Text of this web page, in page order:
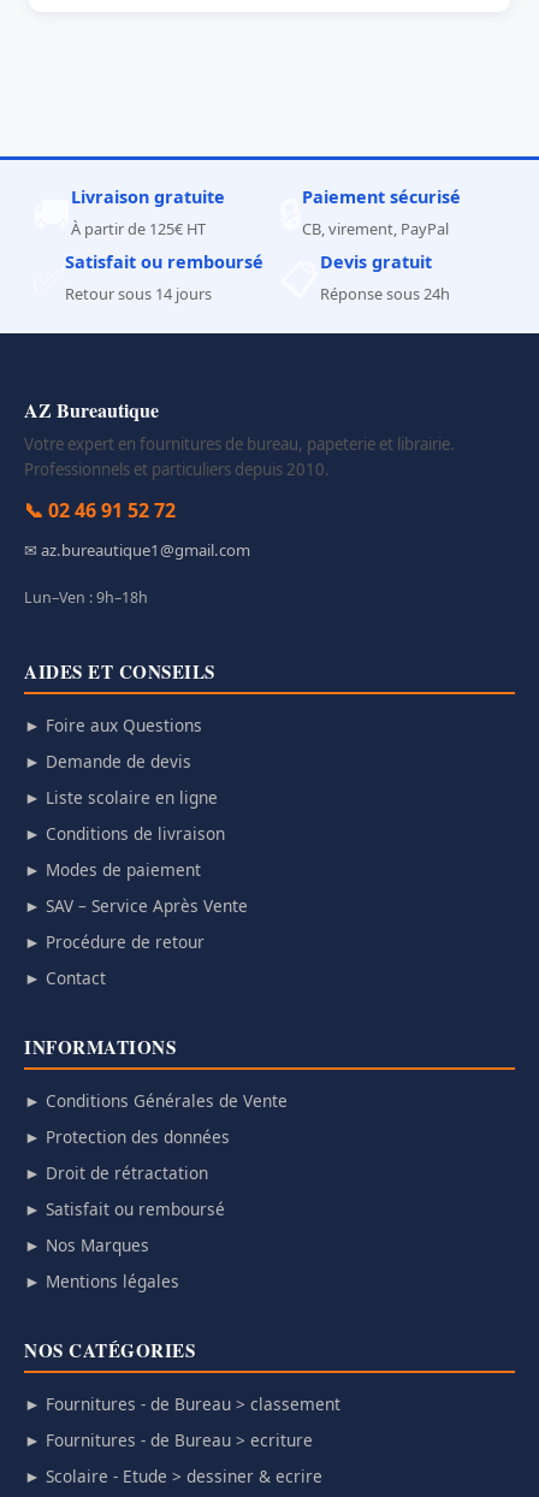
Livraison gratuite
À partir de 125€ HT
Paiement sécurisé
CB, virement, PayPal
Satisfait ou remboursé
Retour sous 14 jours
Devis gratuit
Réponse sous 24h
AZ Bureautique
Votre expert en fournitures de bureau, papeterie et librairie.
Professionnels et particuliers depuis 2010.
📞 02 46 91 52 72
✉ az.bureautique1@gmail.com
Lun–Ven : 9h–18h
AIDES ET CONSEILS
► Foire aux Questions
► Demande de devis
► Liste scolaire en ligne
► Conditions de livraison
► Modes de paiement
► SAV – Service Après Vente
► Procédure de retour
► Contact
INFORMATIONS
► Conditions Générales de Vente
► Protection des données
► Droit de rétractation
► Satisfait ou remboursé
► Nos Marques
► Mentions légales
NOS CATÉGORIES
► Fournitures - de Bureau > classement
► Fournitures - de Bureau > ecriture
► Scolaire - Etude > dessiner & ecrire